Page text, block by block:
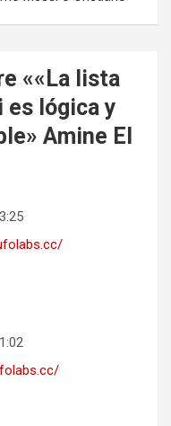
««La lista
es lógica y
Amine El